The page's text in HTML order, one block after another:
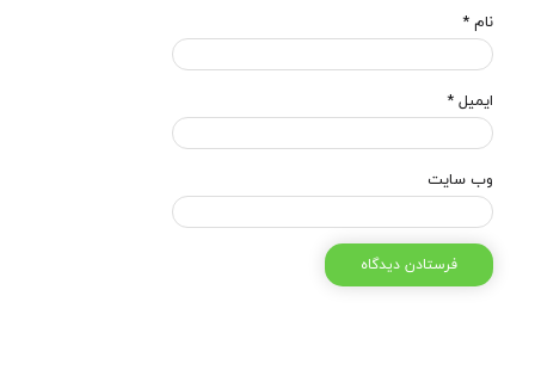
نام *
ایمیل *
وب‌ سایت